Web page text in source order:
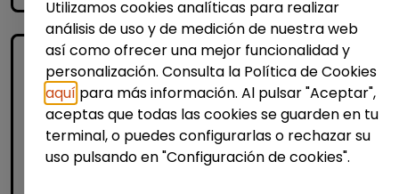
Utilizamos cookies analíticas para realizar
análisis de uso y de medición de nuestra web
así como ofrecer una mejor funcionalidad y
personalización. Consulta la Política de Cookies
aquí para más información. Al pulsar "Aceptar",
aceptas que todas las cookies se guarden en tu
terminal, o puedes configurarlas o rechazar su
uso pulsando en "Configuración de cookies".